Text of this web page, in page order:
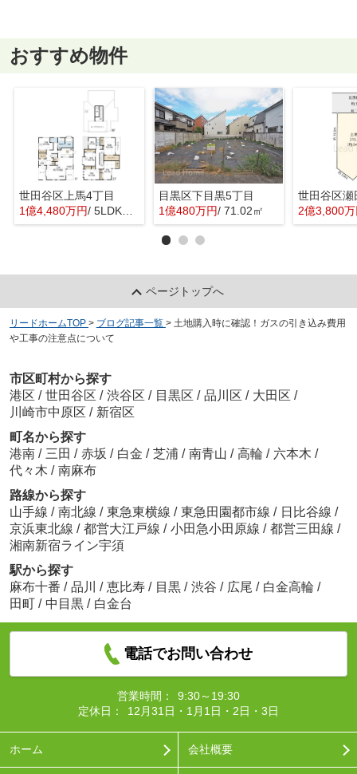
おすすめ物件
世田谷区上馬4丁目
1億4,480万円/ 5LDK＋1S(納戸)
目黒区下目黒5丁目
1億480万円/ 71.02㎡
世田谷区瀬
2億3,800
ページトップへ
リードホームTOP > ブログ記事一覧 > 土地購入時に確認！ガスの引き込み費用
や工事の注意点について
市区町村から探す
港区 / 世田谷区 / 渋谷区 / 目黒区 / 品川区 / 大田区 /
川崎市中原区 / 新宿区
町名から探す
港南 / 三田 / 赤坂 / 白金 / 芝浦 / 南青山 / 高輪 / 六本木 /
代々木 / 南麻布
路線から探す
山手線 / 南北線 / 東急東横線 / 東急田園都市線 / 日比谷線 /
京浜東北線 / 都営大江戸線 / 小田急小田原線 / 都営三田線 /
湘南新宿ライン宇須
駅から探す
麻布十番 / 品川 / 恵比寿 / 目黒 / 渋谷 / 広尾 / 白金高輪 /
田町 / 中目黒 / 白金台
電話でお問い合わせ
営業時間：
9:30～19:30
定休日：
12月31日・1月1日・2日・3日
ホーム 会社概要